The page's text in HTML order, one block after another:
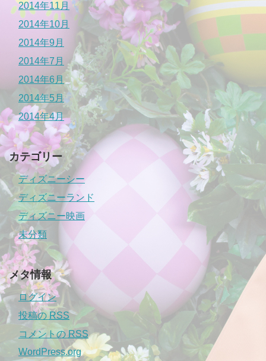
2014年11月
2014年10月
2014年9月
2014年7月
2014年6月
2014年5月
2014年4月
カテゴリー
ディズニーシー
ディズニーランド
ディズニー映画
未分類
メタ情報
ログイン
投稿のRSS
コメントの RSS
WordPress.org